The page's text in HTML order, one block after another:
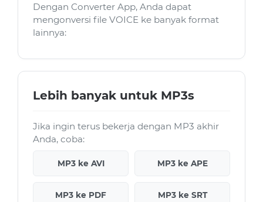
Dengan Converter App, Anda dapat
mengonversi file VOICE ke banyak format
lainnya:
Lebih banyak untuk MP3s
Jika ingin terus bekerja dengan MP3 akhir
Anda, coba:
MP3 ke AVI MP3 ke APE
MP3 ke PDF MP3 ke SRT